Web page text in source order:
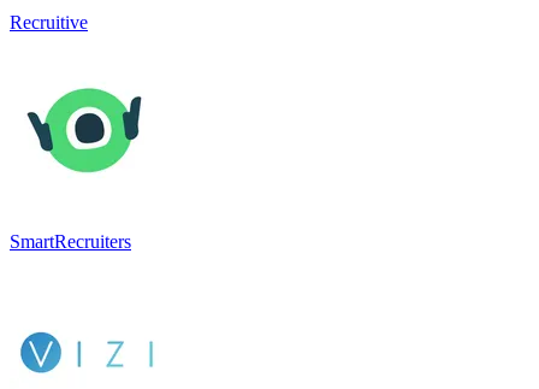
Recruitive
SmartRecruiters